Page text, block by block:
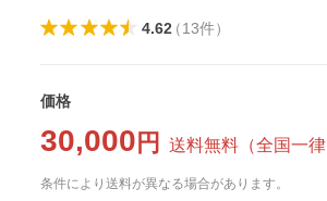
4.62（13件）
価格
30,000 円 送料無料 （全国一律
条件により送料が異なる場合があります。